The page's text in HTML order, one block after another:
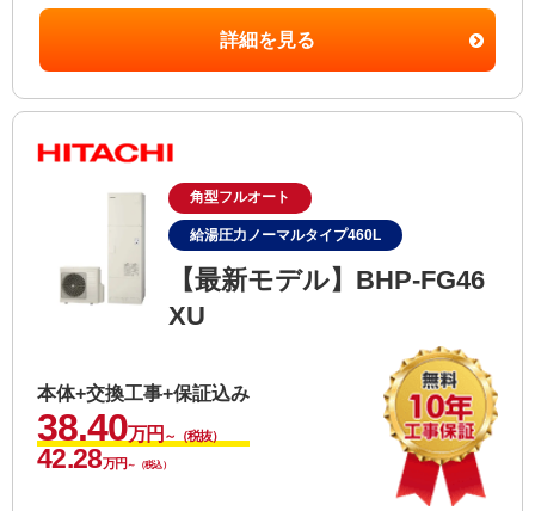
詳細を見る
角型フルオート
給湯圧力ノーマルタイプ460L
【最新モデル】BHP-FG46
XU
本体+交換工事+保証込み
38.40万円 ～（税抜）
42.28万円 ～（税込）